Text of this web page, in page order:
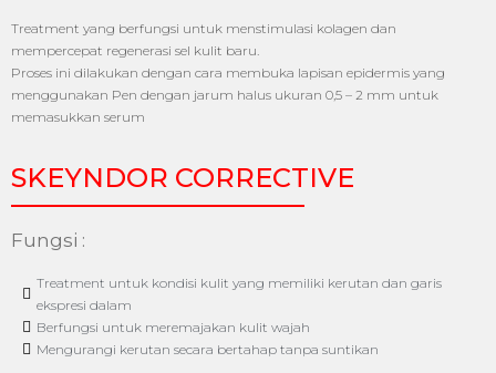
Treatment yang berfungsi untuk menstimulasi kolagen dan
mempercepat regenerasi sel kulit baru.
Proses ini dilakukan dengan cara membuka lapisan epidermis yang
menggunakan Pen dengan jarum halus ukuran 0,5 – 2 mm untuk
memasukkan serum
SKEYNDOR CORRECTIVE
Fungsi :
Treatment untuk kondisi kulit yang memiliki kerutan dan garis
ekspresi dalam
Berfungsi untuk meremajakan kulit wajah
Mengurangi kerutan secara bertahap tanpa suntikan